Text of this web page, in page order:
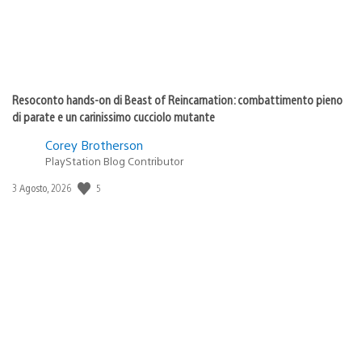
Resoconto hands-on di Beast of Reincarnation: combattimento pieno
di parate e un carinissimo cucciolo mutante
Corey Brotherson
PlayStation Blog Contributor
Data
3 Agosto, 2026 5